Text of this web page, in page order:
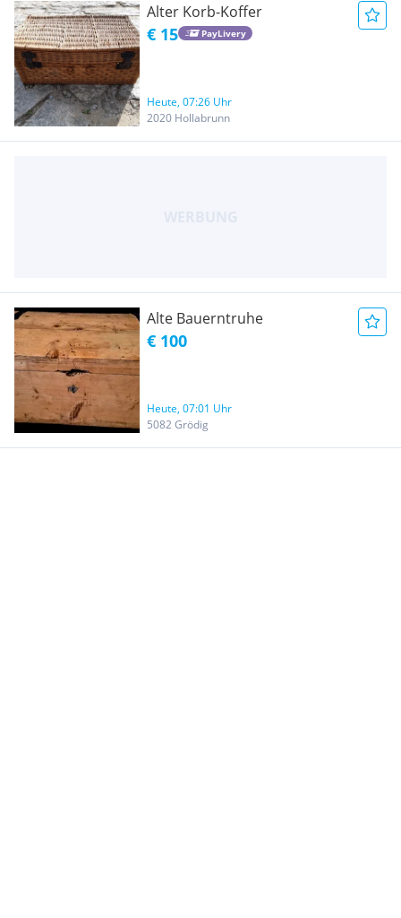
Alter Korb-Koffer
€ 15 PayLivery
Heute, 07:26 Uhr
2020 Hollabrunn
Alte Bauerntruhe
€ 100
Heute, 07:01 Uhr
5082 Grödig